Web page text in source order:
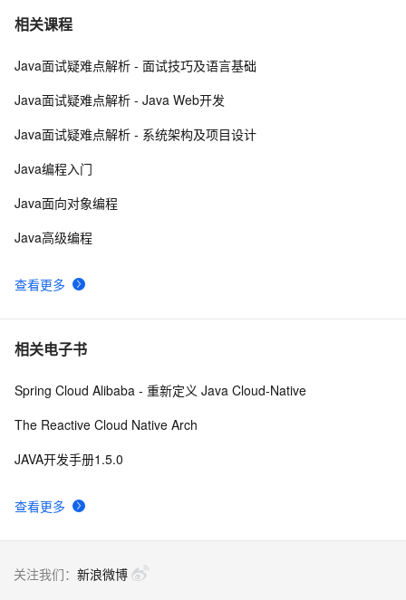
7 java 中的多线程   内部类实现 数据共享 和 Runnable实
8 Java程序利用main函数中args参数实现参数的传递
破 1 万次！
102. Java中的垃圾收集 - GC参考手册
相关课程
查看更多
Java面试疑难点解析 - 面试技巧及语言基础
Java面试疑难点解析 - Java Web开发
Java面试疑难点解析 - 系统架构及项目设计
Java编程入门
Java面向对象编程
Java高级编程
相关电子书
查看更多
Spring Cloud Alibaba - 重新定义 Java Cloud-Native
The Reactive Cloud Native Arch
JAVA开发手册1.5.0
关注我们： 新浪微博